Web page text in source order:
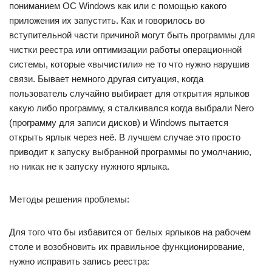
пониманием ОС Windows как или с помощью какого
приложения их запустить. Как и говорилось во
вступительной части причиной могут быть программы для
чистки реестра или оптимизации работы операционной
системы, которые «вычистили» не то что нужно нарушив
связи. Бывает немного другая ситуация, когда
пользователь случайно выбирает для открытия ярлыков
какую либо программу, я сталкивался когда выбрали Nero
(программу для записи дисков) и Windows пытается
открыть ярлык через неё. В лучшем случае это просто
приводит к запуску выбранной программы по умолчанию,
но никак не к запуску нужного ярлыка.
Методы решения проблемы:
Для того что бы избавится от белых ярлыков на рабочем
столе и возобновить их правильное функционирование,
нужно исправить запись реестра: